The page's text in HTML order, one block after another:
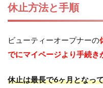
休止方法と手順
ビューティーオープナーの
でにマイページより手続き
休止は最長で6ヶ月となっ